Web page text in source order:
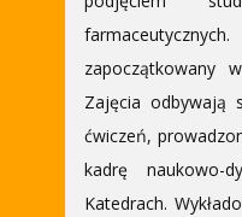
zapoczątkowany
Zajęcia odbywają
ćwiczeń,
kadrę naukowo-
Katedrach.